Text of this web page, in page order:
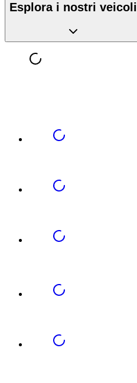
Esplora i nostri veicoli